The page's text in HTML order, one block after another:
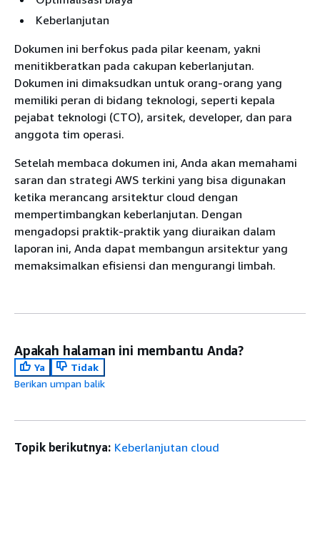
Keberlanjutan
Dokumen ini berfokus pada pilar keenam, yakni
menitikberatkan pada cakupan keberlanjutan.
Dokumen ini dimaksudkan untuk orang-orang yang
memiliki peran di bidang teknologi, seperti kepala
pejabat teknologi (CTO), arsitek, developer, dan para
anggota tim operasi.
Setelah membaca dokumen ini, Anda akan memahami
saran dan strategi AWS terkini yang bisa digunakan
ketika merancang arsitektur cloud dengan
mempertimbangkan keberlanjutan. Dengan
mengadopsi praktik-praktik yang diuraikan dalam
laporan ini, Anda dapat membangun arsitektur yang
memaksimalkan efisiensi dan mengurangi limbah.
Apakah halaman ini membantu Anda?
Ya
Tidak
Berikan umpan balik
Topik berikutnya: Keberlanjutan cloud